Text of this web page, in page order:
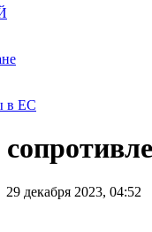
в ЕС
29 декабря 2023, 04:52